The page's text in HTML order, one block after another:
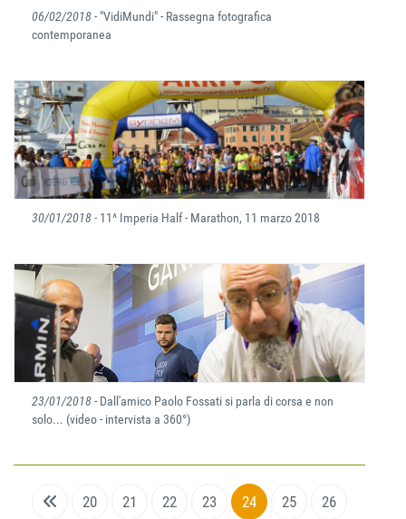
06/02/2018- "VidiMundi" - Rassegna fotografica
contemporanea
30/01/2018- 11^ Imperia Half - Marathon, 11 marzo 2018
23/01/2018- Dall'amico Paolo Fossati si parla di corsa e non
solo... (video - intervista a 360°)
20 21 22 23 24 25 26